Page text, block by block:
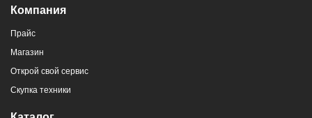
Компания
Прайс
Магазин
Открой свой сервис
Скупка техники